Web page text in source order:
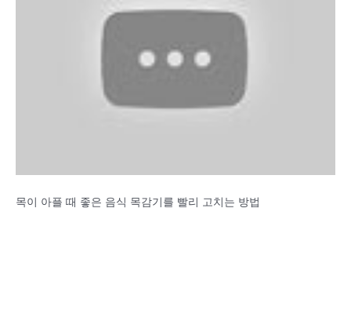
목이 아플 때 좋은 음식 목감기를 빨리 고치는 방법